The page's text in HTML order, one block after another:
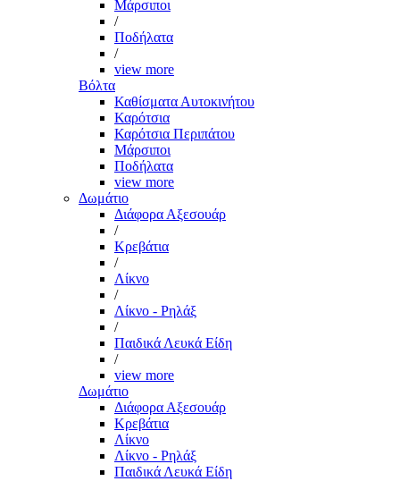
Μάρσιποι
/
Ποδήλατα
/
view more
Βόλτα
Καθίσματα Αυτοκινήτου
Καρότσια
Καρότσια Περιπάτου
Μάρσιποι
Ποδήλατα
view more
Δωμάτιο
Διάφορα Αξεσουάρ
/
Κρεβάτια
/
Λίκνο
/
Λίκνο - Ρηλάξ
/
Παιδικά Λευκά Είδη
/
view more
Δωμάτιο
Διάφορα Αξεσουάρ
Κρεβάτια
Λίκνο
Λίκνο - Ρηλάξ
Παιδικά Λευκά Είδη